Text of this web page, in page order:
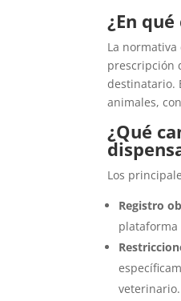
¿En
La
prescripción
destinatario.
animales,
¿Qué
Los
Registro
plataforma
veterinario.